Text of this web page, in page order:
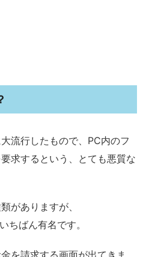
流行したもので、PC内のフ
求するという、とても悪質な
がありますが、
ちばん有名です。
を請求する画面が出てきま